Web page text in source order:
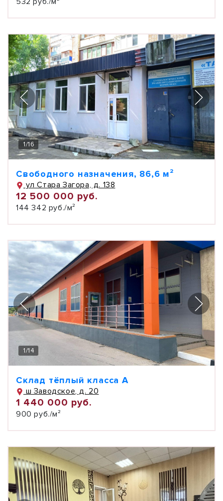
1/16
Свободного назначения, 86,6 м²
ул Стара Загора, д. 138
12 500 000 руб.
144 342 руб./м²
1/14
Склад тëплый класса А
ш Заводское, д. 20
1 440 000 руб.
900 руб./м²